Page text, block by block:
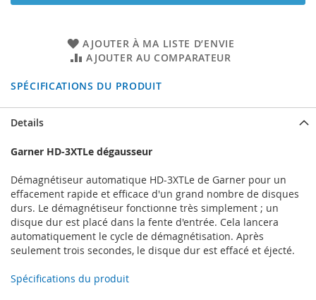
AJOUTER À MA LISTE D’ENVIE
AJOUTER AU COMPARATEUR
SPÉCIFICATIONS DU PRODUIT
Details
Garner HD-3XTLe dégausseur
Démagnétiseur automatique HD-3XTLe de Garner pour un
effacement rapide et efficace d'un grand nombre de disques
durs. Le démagnétiseur fonctionne très simplement ; un
disque dur est placé dans la fente d'entrée. Cela lancera
automatiquement le cycle de démagnétisation. Après
seulement trois secondes, le disque dur est effacé et éjecté.
Spécifications du produit